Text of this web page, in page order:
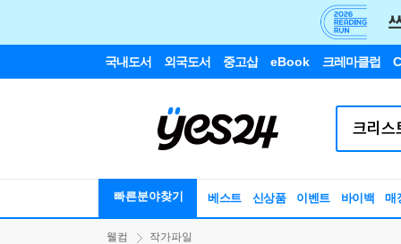
국내도서 외국도서 중고샵 eBook 크레마클럽
빠른분야찾기 베스트 신상품 이벤트 바이백 매
웰컴 작가파일